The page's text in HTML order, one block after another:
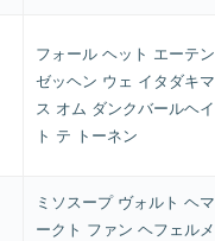
フォール ヘット エーテン
ゼッヘン ウェ イタダキマ
ス オム ダンクバールヘイ
ト テ トーネン
ミソスープ ヴォルト ヘマ
ークト ファン ヘフェルメ